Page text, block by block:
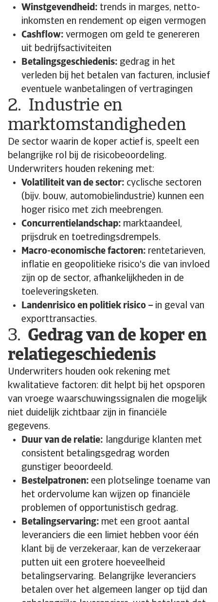
Winstgevendheid: trends in marges, netto-
inkomsten en rendement op eigen vermogen
Cashflow: vermogen om geld te genereren
uit bedrijfsactiviteiten
Betalingsgeschiedenis: gedrag in het
verleden bij het betalen van facturen, inclusief
eventuele wanbetalingen of vertragingen
2. Industrie en
marktomstandigheden
De sector waarin de koper actief is, speelt een
belangrijke rol bij de risicobeoordeling.
Underwriters houden rekening met:
Volatiliteit van de sector: cyclische sectoren
(bijv. bouw, automobielindustrie) kunnen een
hoger risico met zich meebrengen.
Concurrentielandschap: marktaandeel,
prijsdruk en toetredingsdrempels.
Macro-economische factoren: rentetarieven,
inflatie en geopolitieke risico's die van invloed
zijn op de sector, afhankelijkheden in de
toeleveringsketen.
Landenrisico en politiek risico – in geval van
exporttransacties.
3. Gedrag van de koper en
relatiegeschiedenis
Underwriters houden ook rekening met
kwalitatieve factoren: dit helpt bij het opsporen
van vroege waarschuwingssignalen die mogelijk
niet duidelijk zichtbaar zijn in financiële
gegevens.
Duur van de relatie: langdurige klanten met
consistent betalingsgedrag worden
gunstiger beoordeeld.
Bestelpatronen: een plotselinge toename van
het ordervolume kan wijzen op financiële
problemen of opportunistisch gedrag.
Betalingservaring: met een groot aantal
leveranciers die een limiet hebben voor één
klant bij de verzekeraar, kan de verzekeraar
putten uit een grotere hoeveelheid
betalingservaring. Belangrijke leveranciers
betalen over het algemeen langer op tijd dan